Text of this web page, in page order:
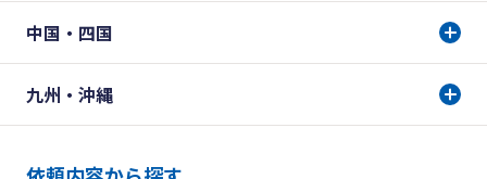
中国・四国
九州・沖縄